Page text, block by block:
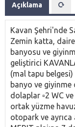
Açıklama
Kavan Şehri'nde
Zemin katta,
banyosu ve
geliştirici
(mal tapu belgesi)
banyo ve giyinme
dolaplar ▫️2 WC
ortak yüzme
otopark ve ayrıca